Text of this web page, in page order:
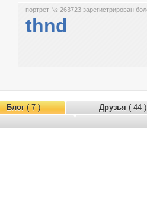
портрет № 263723 зарегистрирован
thnd
Блог( 7 ) Друзья ( 44 )